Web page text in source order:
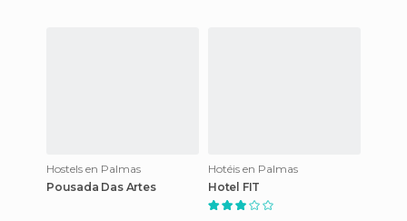
Hostels en Palmas
Pousada Das Artes
Hotéis en Palmas
Hotel FIT